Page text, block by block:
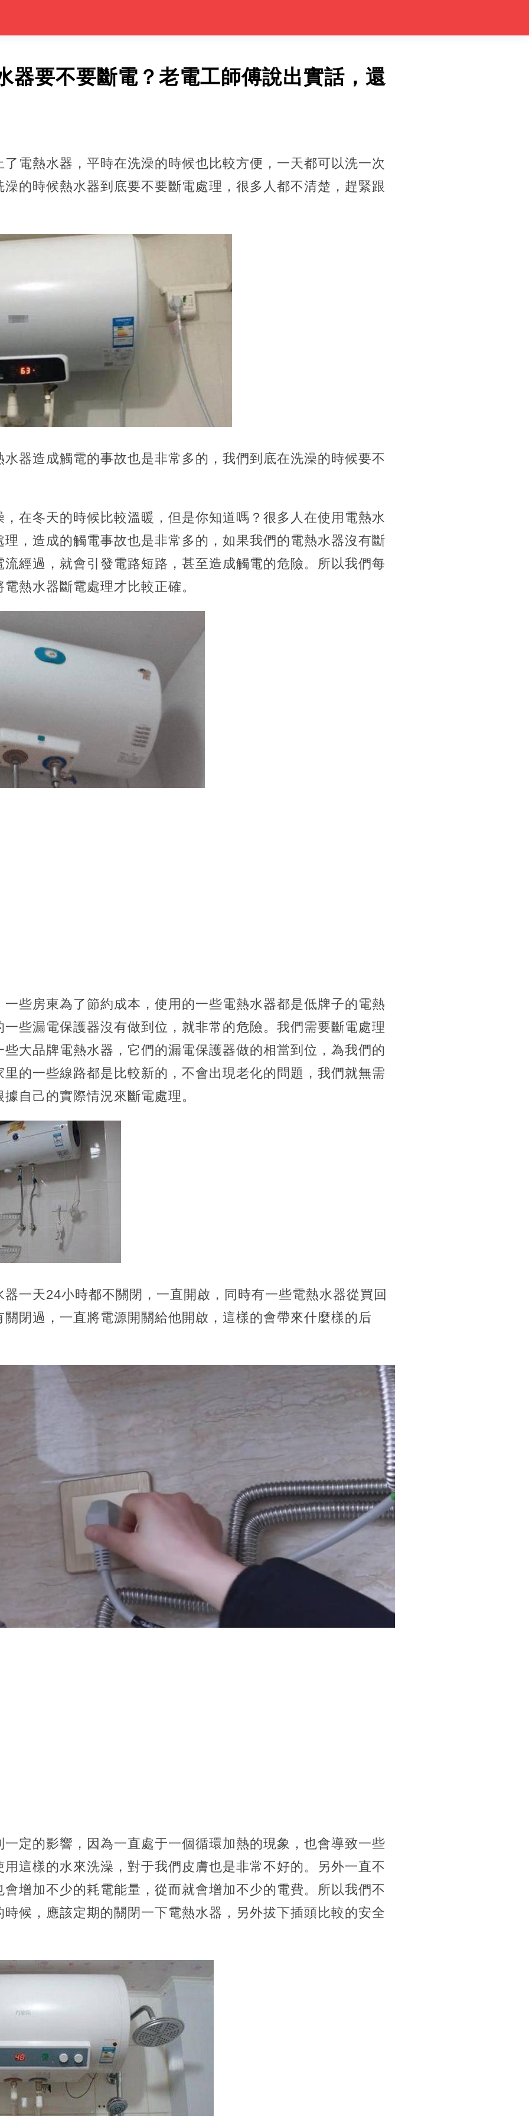
器要不要斷電？老電工師傅說出實話，還
電熱水器，平時在洗澡的時候也比較方便，一天都可以洗一次
的時候熱水器到底要不要斷電處理，很多人都不清楚，趕緊跟
器造成觸電的事故也是非常多的， 我們到底在洗澡的時候要不
在冬天的時候比較溫暖，但是你知道嗎？很多人在使用電熱水
，造成的觸電事故也是非常多的， 如果我們的電熱水器沒有斷
經過，就會引發電路短路，甚至造成觸電的危險。所以我們每
熱水器斷電處理才比較正確。
些房東為了節約成本，使用的一些電熱水器都是低牌子的電熱
些漏電保護器沒有做到位，就非常的危險。我們需要斷電處理
大品牌電熱水器，它們的漏電保護器做的相當到位，為我們的
的一些線路都是比較新的，不會出現老化的問題，我們就無需
自己的實際情況來斷電處理。
一天24小時都不關閉，一直開啟，同時有一些電熱水器從買回
閉過，一直將電源開關給他開啟，這樣的會帶來什麼樣的后
定的影響，因為一直處于一個循環加熱的現象，也會導致一些
這樣的水來洗澡，對于我們皮膚也是非常不好的。另外一直不
增加不少的耗電能量，從而就會增加不少的電費。所以我們不
候，應該定期的關閉一下電熱水器，另外拔下插頭比較的安全